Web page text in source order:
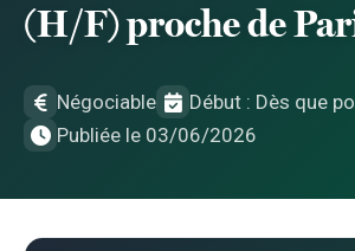
(H/F) proche de
Négociable
Début : Dès que
Publiée le 03/06/2026